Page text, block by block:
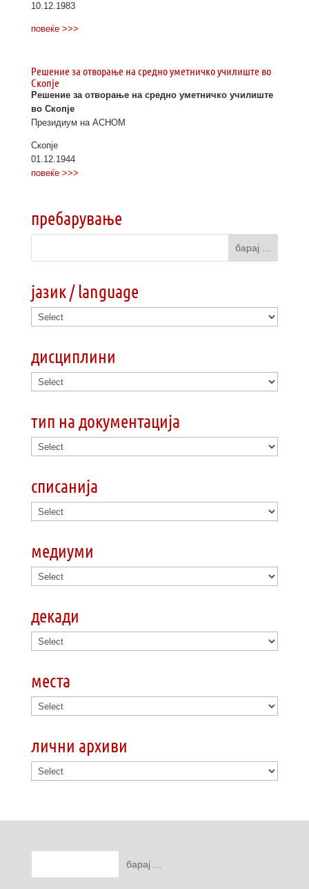
10.12.1983
повеќе >>>
Решение за отворање на средно уметничко училиште во
Скопје
Решение за отворање на средно уметничко училиште
во Скопје
Президиум на АСНОМ
Скопје
01.12.1944
повеќе >>>
пребарување
јазик / language
дисциплини
тип на документација
списанија
медиуми
декади
места
лични архиви